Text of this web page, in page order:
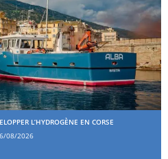
L’HYDROGÈNE EN CORSE
08/2026